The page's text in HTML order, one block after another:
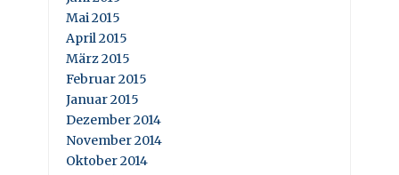
Mai 2015
April 2015
März 2015
Februar 2015
Januar 2015
Dezember 2014
November 2014
Oktober 2014